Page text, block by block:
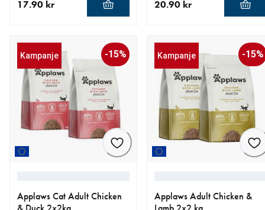
17.90 kr 20.90 kr
Kampanje -15%
Applaws Cat Adult Chicken
Kampanje -15%
Applaws Adult Chicken &